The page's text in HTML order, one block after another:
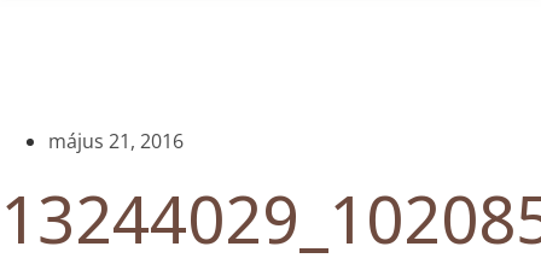
május 21, 2016